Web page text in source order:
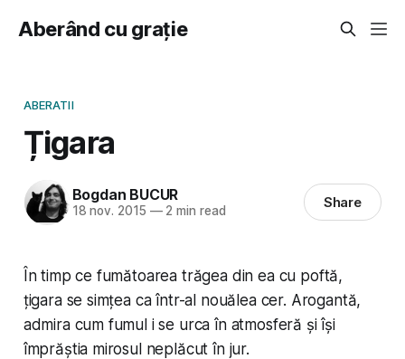
Aberând cu grație
ABERATII
Țigara
Bogdan BUCUR
18 nov. 2015 —2 min read Share
În timp ce fumătoarea trăgea din ea cu poftă,
țigara se simțea ca într-al nouălea cer. Arogantă,
admira cum fumul i se urca în atmosferă și își
împrăștia mirosul neplăcut în jur.